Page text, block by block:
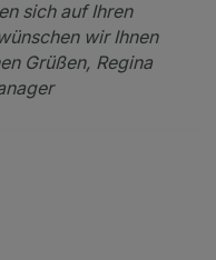
sich auf Ihren
wir Ihnen
Grüßen, Regina